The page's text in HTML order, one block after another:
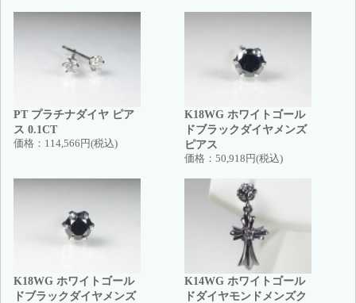
PT プラチナダイヤ ピア
ス 0.1CT
価格： 114,566円(税込)
K18WG ホワイトゴール
ドブラックダイヤメンズ
ピアス
価格： 50,918円(税込)
K18WG ホワイトゴール
ドブラックダイヤメンズ
K14WG ホワイトゴール
ドダイヤモンドメンズク